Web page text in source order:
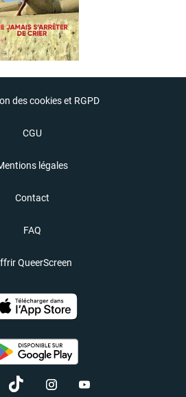
des cookies et RGPD
CGU
légales
Contact
FAQ
QueerScreen